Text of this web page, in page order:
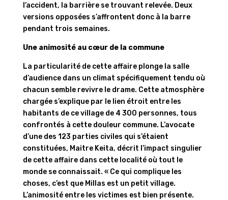
l’accident, la barrière se trouvant relevée. Deux
versions opposées s’affrontent donc à la barre
pendant trois semaines.
Une animosité au cœur de la commune
La particularité de cette affaire plonge la salle
d’audience dans un climat spécifiquement tendu où
chacun semble revivre le drame. Cette atmosphère
chargée s’explique par le lien étroit entre les
habitants de ce village de 4 300 personnes, tous
confrontés à cette douleur commune. L’avocate
d’une des 123 parties civiles qui s’étaient
constituées, Maitre Keita, décrit l’impact singulier
de cette affaire dans cette localité où tout le
monde se connaissait. « Ce qui complique les
choses, c’est que Millas est un petit village.
L’animosité entre les victimes est bien présente.